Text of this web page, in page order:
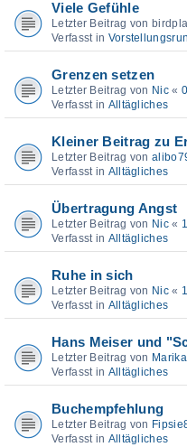
Viele Gefühle
Letzter Beitrag von
Verfasst in
Grenzen setzen
Letzter Beitrag von Nic«
Verfasst in Alltägliches
Kleiner Beitrag zu
Letzter Beitrag von
Verfasst in Alltägliches
Übertragung Angst
Letzter Beitrag von Nic«
Verfasst in Alltägliches
Ruhe in sich
Letzter Beitrag von Nic«
Verfasst in Alltägliches
Hans Meiser und
Letzter Beitrag von Marika
Verfasst in Alltägliches
Buchempfehlung
Letzter Beitrag von
Verfasst in Alltägliches